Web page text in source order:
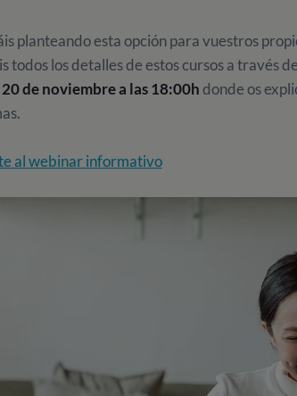
planteando esta opción para vuestros
todos los detalles de estos cursos a través
20 de noviembre a las 18:00hdonde os
al webinar informativo